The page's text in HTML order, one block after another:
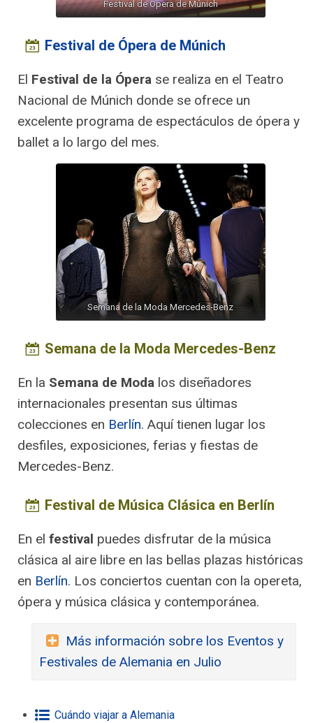
Festival de Ópera de Múnich
Festival de Ópera de Múnich
El Festival de la Ópera se realiza en el Teatro
Nacional de Múnich donde se ofrece un
excelente programa de espectáculos de ópera y
ballet a lo largo del mes.
Semana de la Moda Mercedes-Benz
Semana de la Moda Mercedes-Benz
En la Semana de Moda los diseñadores
internacionales presentan sus últimas
colecciones en Berlín. Aquí tienen lugar los
desfiles, exposiciones, ferias y fiestas de
Mercedes-Benz.
Festival de Música Clásica en Berlín
En el festival puedes disfrutar de la música
clásica al aire libre en las bellas plazas históricas
en Berlín. Los conciertos cuentan con la opereta,
ópera y música clásica y contemporánea.
Más información sobre los Eventos y
Festivales de Alemania en Julio
Cuándo viajar a Alemania